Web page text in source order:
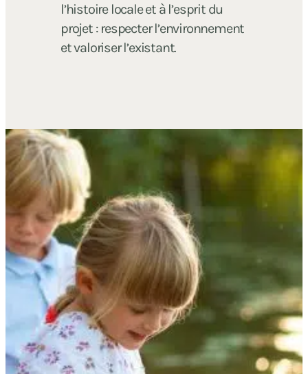
l’histoire locale et à l’esprit du
projet : respecter l’environnement
et valoriser l’existant.